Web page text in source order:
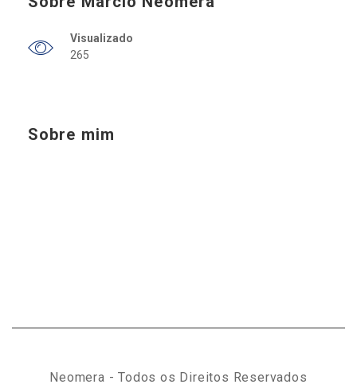
Visualizado
265
Sobre mim
Neomera - Todos os Direitos Reservados